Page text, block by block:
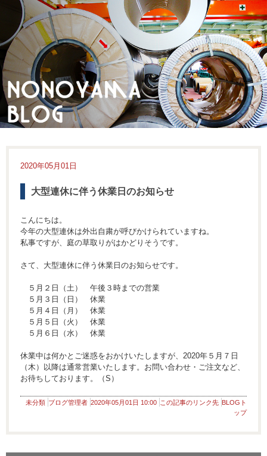
2020年05月01日
大型連休に伴う休業日のお知らせ
こんにちは。
今年の大型連休は外出自粛が呼びかけられていますね。
私事ですが、庭の草取りがはかどりそうです。
さて、大型連休に伴う休業日のお知らせです。
５月２日（土） 午後３時までの営業
５月３日（日） 休業
５月４日（月） 休業
５月５日（火） 休業
５月６日（水） 休業
休業中は何かとご迷惑をおかけいたしますが、2020年５月７日
（木）以降は通常営業いたします。お問い合わせ・ご注文など、
お待ちしております。（S）
未分類 ブログ管理者 2020年05月01日 10:00 この記事のリンク先 BLOGト
ップ